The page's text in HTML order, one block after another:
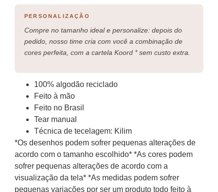
PERSONALIZAÇÃO
Compre no tamanho ideal e personalize: depois do
pedido, nosso time cria com você a combinação de
cores perfeita, com a cartela Koord * sem custo extra.
100% algodão reciclado
Feito à mão
Feito no Brasil
Tear manual
Técnica de tecelagem: Kilim
*Os desenhos podem sofrer pequenas alterações de
acordo com o tamanho escolhido* *As cores podem
sofrer pequenas alterações de acordo com a
visualização da tela* *As medidas podem sofrer
pequenas variações por ser um produto todo feito à